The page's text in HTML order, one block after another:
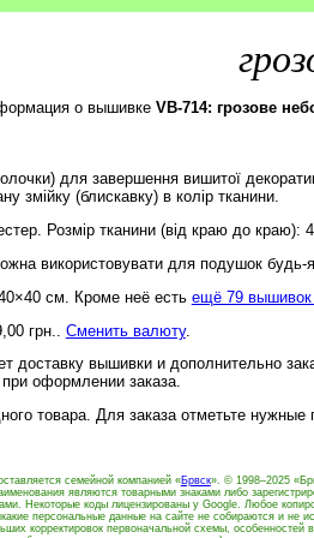
о вышивке VB-714: грозове
для завершення вишитої
змійку (блискавку) в колір тканини.
Розмір тканини (від краю до краю):
використовувати для подушок будь-
см. Кроме неё есть ещё 79 вышивок
грн.. Сменить валюту.
доставку вышивки и дополнительно
оформлении заказа.
товара. Для заказа отметьте нужные
семейной компанией «Брвск». © 1998–2025
являются товарными знаками либо
Некоторые коды лицензированы у Google. Любое
персональные данные на сайте не собираются и не
корректировок первоначальной схемы,